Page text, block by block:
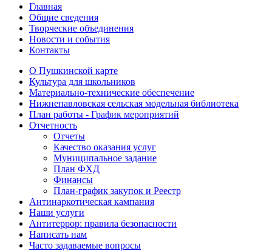
Главная
Общие сведения
Творческие объединения
Новости и события
Контакты
О Пушкинской карте
Культура для школьников
Материально-технические обеспечение
Нижнепавловская сельская модельная библиотека
План работы - График мероприятий
Отчетность
Отчеты
Качество оказания услуг
Муниципальное задание
План ФХД
Финансы
План-график закупок и Реестр
Антинаркотическая кампания
Наши услуги
Антитеррор: правила безопасности
Написать нам
Часто задаваемые вопросы